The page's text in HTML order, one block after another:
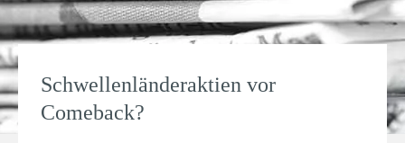
Schwellenländeraktien vor
Comeback?